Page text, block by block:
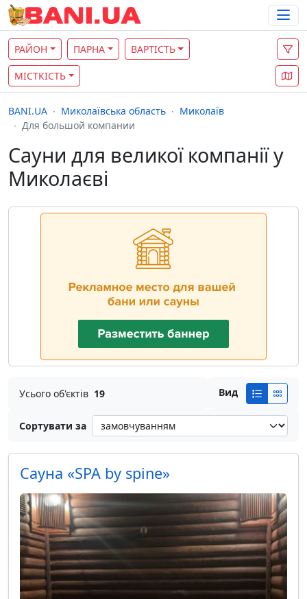
РАЙОН ПАРНА ВАРТІСТЬ
МІСТКІСТЬ
BANI.UA Миколаївська область
Миколаїв
Для большой компании
Сауни для великої компанії у
Миколаєві
Усього об'єктів 19 Вид
Сортувати за
Сауна «SPA by spine»